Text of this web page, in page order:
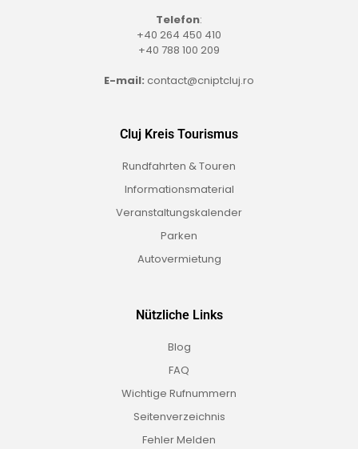
Telefon:
+40 264 450 410
+40 788 100 209
E-mail: contact@cniptcluj.ro
Cluj Kreis Tourismus
Rundfahrten & Touren
Informationsmaterial
Veranstaltungskalender
Parken
Autovermietung
Nützliche Links
Blog
FAQ
Wichtige Rufnummern
Seitenverzeichnis
Fehler Melden